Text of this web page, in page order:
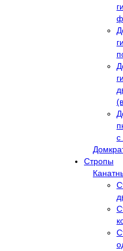
с
Стропы